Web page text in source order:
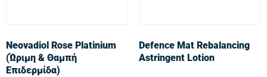
Neovadiol Rose Platinium
(Ώριμη & Θαμπή
Επιδερμίδα)
Defence Mat Rebalancing
Astringent Lotion